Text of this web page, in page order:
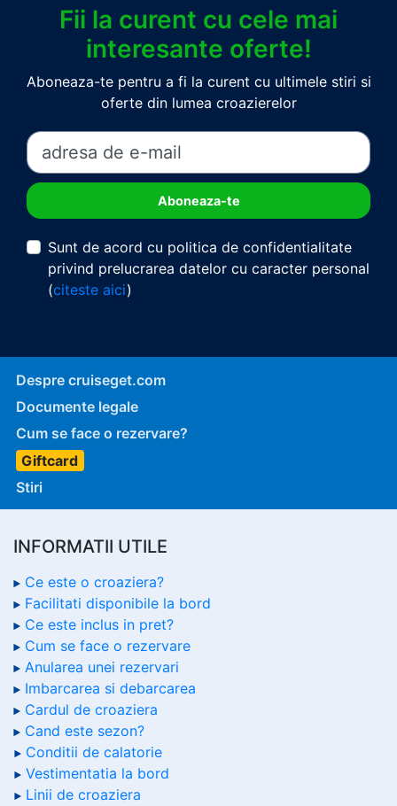
Fii la curent cu cele mai
interesante oferte!
Aboneaza-te pentru a fi la curent cu ultimele stiri si
oferte din lumea croazierelor
Sunt de acord cu politica de confidentialitate
privind prelucrarea datelor cu caracter personal
(citeste aici)
Despre cruiseget.com
Documente legale
Cum se face o rezervare?
Giftcard
Stiri
INFORMATII UTILE
Ce este o croaziera?
Facilitati disponibile la bord
Ce este inclus in pret?
Cum se face o rezervare
Anularea unei rezervari
Imbarcarea si debarcarea
Cardul de croaziera
Cand este sezon?
Conditii de calatorie
Vestimentatia la bord
Linii de croaziera